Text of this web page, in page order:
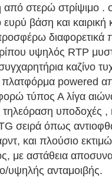
από στερώ στρίψιμο .
βάση και
διαφορετικά
υψηλός RTP
καζίνο
powered
τύπος Α λίγα
υποδοχές ,
σειρά όπως
και πλούσιο
με αστάθεια
υψηλής ανταμοιβής.